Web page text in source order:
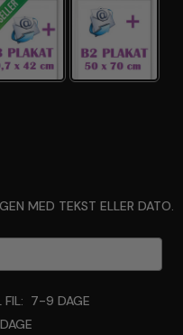
MED TEKST ELLER DATO.
7-9 DAGE